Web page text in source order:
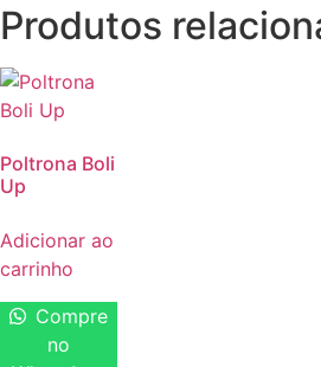
Produtos
Poltrona Boli
Up
Adicionar ao
carrinho
Compre
no